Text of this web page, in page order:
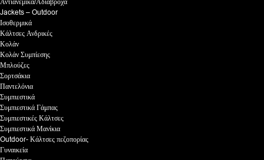
Αντιανεμικά/Αδιάβροχα
Jackets – Outdoor
Ισοθερμικά
Κάλτσες Ανδρικές
Κολάν
Κολάν Συμπίεσης
Μπλούζες
Σορτσάκια
Παντελόνια
Συμπιεστικά
Συμπιεστικά Γάμπας
Συμπιεστικές Κάλτσες
Συμπιεστικά Μανίκια
Outdoor- Κάλτσες πεζοπορίας
Γυναικεία